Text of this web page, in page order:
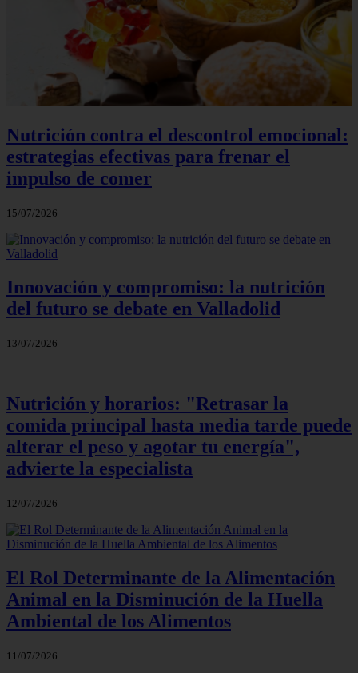
Nutrición contra el descontrol emocional:
estrategias efectivas para frenar el
impulso de comer
15/07/2026
Innovación y compromiso: la nutrición
del futuro se debate en Valladolid
13/07/2026
Nutrición y horarios: "Retrasar la
comida principal hasta media tarde puede
alterar el peso y agotar tu energía",
advierte la especialista
12/07/2026
El Rol Determinante de la Alimentación
Animal en la Disminución de la Huella
Ambiental de los Alimentos
11/07/2026